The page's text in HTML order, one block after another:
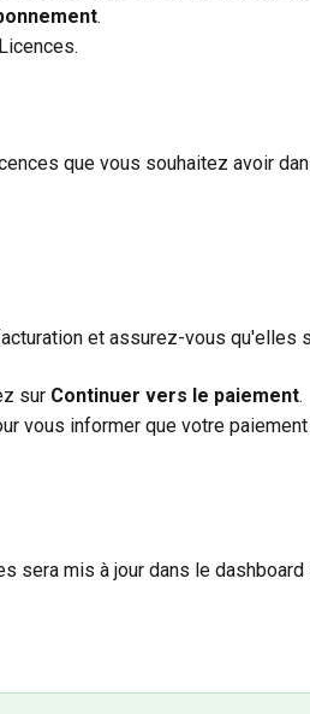
.
que vous souhaitez avoir
et assurez-vous qu'elles
sur Continuer vers le paiement.
vous informer que votre
sera mis à jour dans le dashboard